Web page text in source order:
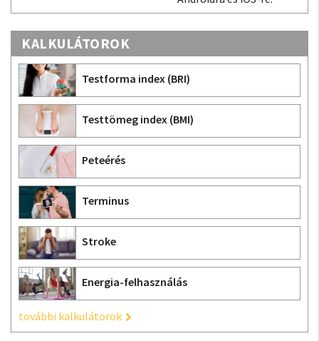
KALKULÁTOROK
Testforma index (BRI)
Testtömeg index (BMI)
Peteérés
Terminus
Stroke
Energia-felhasználás
további kalkulátorok